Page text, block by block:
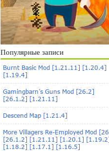
Популярные записи
Burnt Basic Mod [1.21.11] [1.20.4]
[1.19.4]
Gamingbarn’s Guns Mod [26.2]
[26.1.2] [1.21.11]
Descend Map [1.21.4]
More Villagers Re-Employed Mod
[26.1.2] [1.21.11] [1.20.1] [1.19.2]
[1.18.2] [1.17.1] [1.16.5]